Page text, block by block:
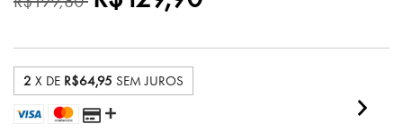
2 X DE R$64,95 SEM JUROS